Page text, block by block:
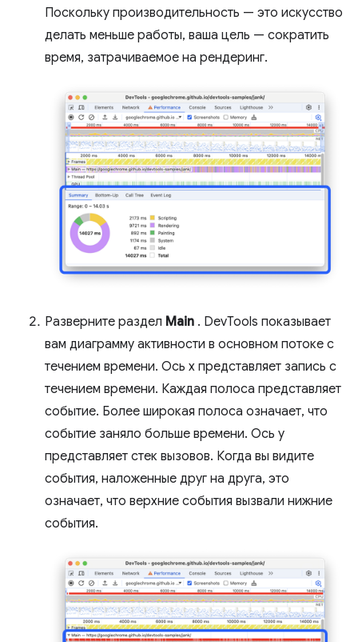
Поскольку производительность — это искусство
делать меньше работы, ваша цель — сократить
время, затрачиваемое на рендеринг.
Разверните раздел Main . DevTools показывает
вам диаграмму активности в основном потоке с
течением времени. Ось x представляет запись с
течением времени. Каждая полоса представляет
событие. Более широкая полоса означает, что
событие заняло больше времени. Ось y
представляет стек вызовов. Когда вы видите
события, наложенные друг на друга, это
означает, что верхние события вызвали нижние
события.